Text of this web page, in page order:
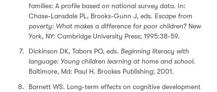
families: A profile based on national survey data. In:
Chase-Lansdale PL, Brooks-Gunn J, eds. Escape from
poverty: What makes a difference for poor children? New
York, NY: Cambridge University Press; 1995:38-59.
Dickinson DK, Tabors PO, eds. Beginning literacy with
language: Young children learning at home and school.
Baltimore, Md: Paul H. Brookes Publishing; 2001.
Barnett WS. Long-term effects on cognitive development